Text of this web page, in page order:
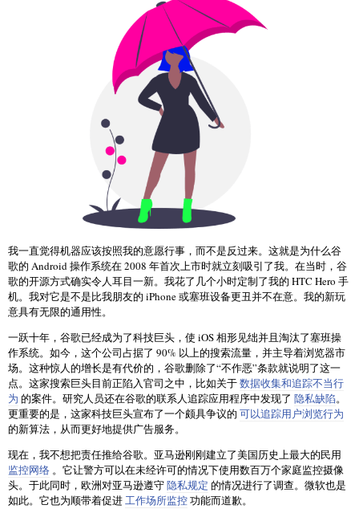
我一直觉得机器应该按照我的意愿行事，而不是反过来。这就是为什么谷
歌的 Android 操作系统在 2008 年首次上市时就立刻吸引了我。在当时，谷
歌的开源方式确实令人耳目一新。我花了几个小时定制了我的 HTC Hero 手
机。我对它是不是比我朋友的 iPhone 或塞班设备更丑并不在意。我的新玩
意具有无限的通用性。
一跃十年，谷歌已经成为了科技巨头，使 iOS 相形见绌并且淘汰了塞班操
作系统。如今，这个公司占据了 90% 以上的搜索流量，并主导着浏览器市
场。这种惊人的增长是有代价的，谷歌删除了“不作恶”条款就说明了这一
点。这家搜索巨头目前正陷入官司之中，比如关于数据收集和追踪不当行
为 的案件。研究人员还在谷歌的联系人追踪应用程序中发现了 隐私缺陷。
更重要的是，这家科技巨头宣布了一个颇具争议的 可以追踪用户浏览行为
的新算法，从而更好地提供广告服务。
现在，我不想把责任推给谷歌。亚马逊刚刚建立了美国历史上最大的民用
监控网络 。它让警方可以在未经许可的情况下使用数百万个家庭监控摄像
头。于此同时，欧洲对亚马逊遵守隐私规定 的情况进行了调查。微软也是
如此。它也为顺带着促进工作场所监控功能而道歉。